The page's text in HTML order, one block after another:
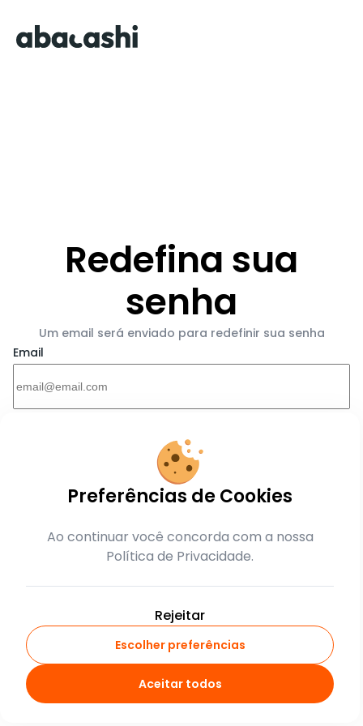
Redefina sua
senha
Um email será enviado para redefinir sua senha
Email
Enviar
Voltar
Preferências de Cookies
Ao continuar você concorda com a nossa
Política de Privacidade.
Rejeitar
Escolher preferências
Aceitar todos